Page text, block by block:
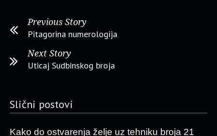
Previous Story
Pitagorina numerologija
Next Story
Uticaj Sudbinskog broja
Slični postovi
Kako do ostvarenja želje uz tehniku broja 21